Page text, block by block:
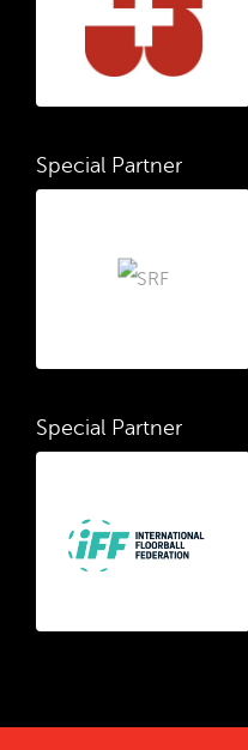
Special Partner
Special Partner